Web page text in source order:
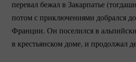
перевал бежал в Закарпатье
потом с приключениями добрался
Франции. Он поселился в
в крестьянском доме, и продолжал